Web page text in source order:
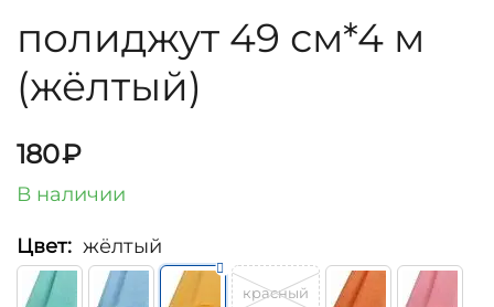
полиджут 49 см*4 м
(жёлтый)
180₽
В наличии
Цвет: жёлтый
красный